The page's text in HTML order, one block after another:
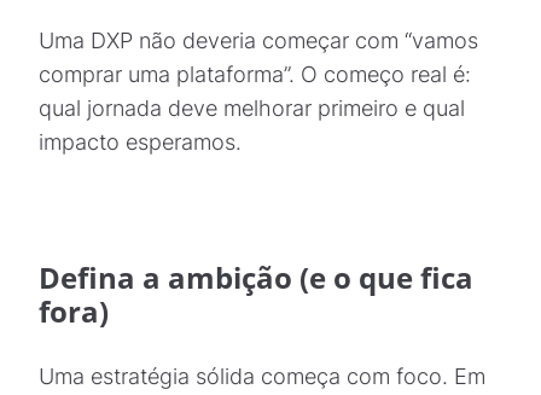
Uma DXP não deveria começar com “vamos
comprar uma plataforma”. O começo real é:
qual jornada deve melhorar primeiro e qual
impacto esperamos.
Defina a ambição (e o que fica
fora)
Uma estratégia sólida começa com foco. Em